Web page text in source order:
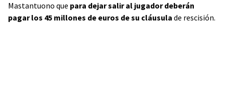
Mastantuono que para dejar salir al jugador deberán
pagar los 45 millones de euros de su cláusula de rescisión.